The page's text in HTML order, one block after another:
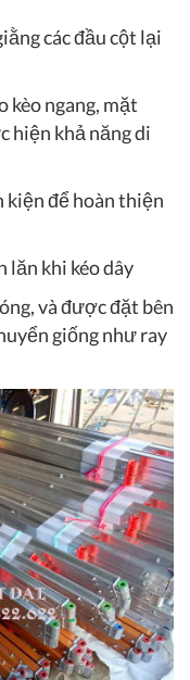
các đầu cột lại
kèo ngang, mặt
hiện khả năng di
kiện để hoàn thiện
lăn khi kéo dây
và được đặt bên
giống như ray